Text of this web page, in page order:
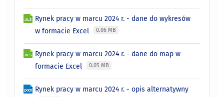
Rynek pracy w marcu 2024 r. - dane do wykresów
w formacie Excel
0.06 MB
Rynek pracy w marcu 2024 r. - dane do map w
formacie Excel
0.05 MB
Rynek pracy w marcu 2024 r. - opis alternatywny